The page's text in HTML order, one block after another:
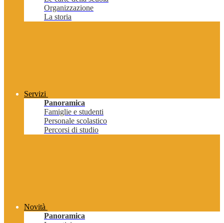
Organizzazione
La storia
Servizi
Panoramica
Famiglie e studenti
Personale scolastico
Percorsi di studio
Novità
Panoramica